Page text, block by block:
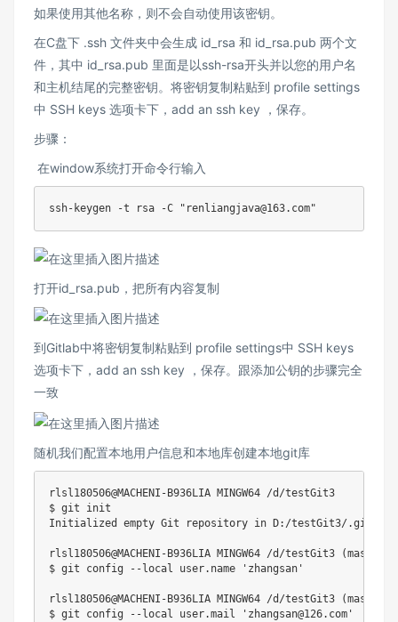
如果使用其他名称，则不会自动使用该密钥。
在C盘下 .ssh 文件夹中会生成 id_rsa 和 id_rsa.pub 两个文
件，其中 id_rsa.pub 里面是以ssh-rsa开头并以您的用户名
和主机结尾的完整密钥。将密钥复制粘贴到 profile settings
中 SSH keys 选项卡下，add an ssh key ，保存。
步骤：
​ 在window系统打开命令行输入
打开id_rsa.pub，把所有内容复制
到Gitlab中将密钥复制粘贴到 profile settings中 SSH keys
选项卡下，add an ssh key ，保存。跟添加公钥的步骤完全
一致
随机我们配置本地用户信息和本地库创建本地git库
rlsl180506@MACHENI-B936LIA MINGW64 /d/testGit3
$ git init
Initialized empty Git repository in D:/testGit3/.git/
rlsl180506@MACHENI-B936LIA MINGW64 /d/testGit3 (master)
$ git config --local user.name 'zhangsan'
rlsl180506@MACHENI-B936LIA MINGW64 /d/testGit3 (master)
$ git config --local user.mail 'zhangsan@126.com'